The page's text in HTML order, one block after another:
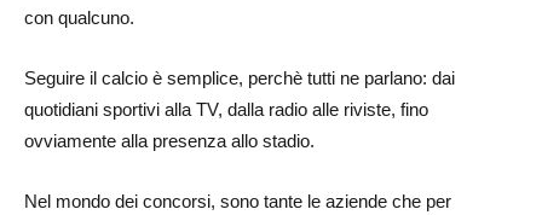
con qualcuno.
Seguire il calcio è semplice, perchè tutti ne parlano: dai
quotidiani sportivi alla TV, dalla radio alle riviste, fino
ovviamente alla presenza allo stadio.
Nel mondo dei concorsi, sono tante le aziende che per